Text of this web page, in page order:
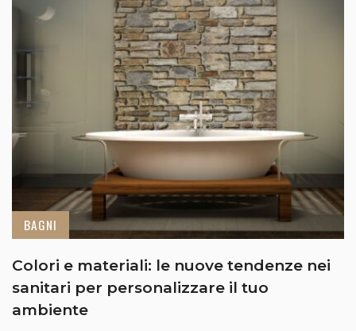
BAGNI
Colori e materiali: le nuove tendenze nei
sanitari per personalizzare il tuo
ambiente